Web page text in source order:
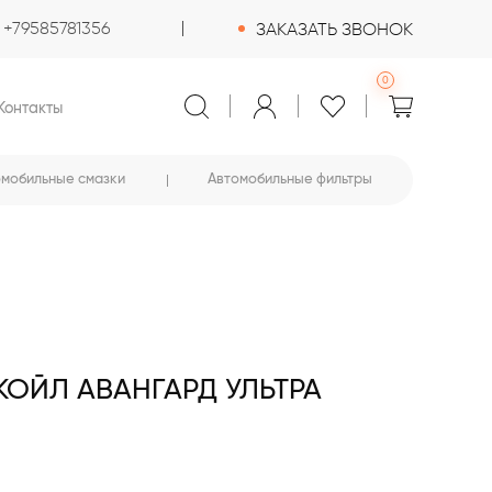
+79585781356 ЗАКАЗАТЬ ЗВОНОК
0
смазки Автомобильные фильтры
АВАНГАРД УЛЬТРА